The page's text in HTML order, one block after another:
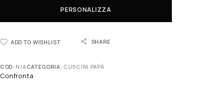
PERSONALIZZA
ADD TO WISHLIST SHARE
COD: N/ACATEGORIA: CUSCINI PAPÀ
Confronta